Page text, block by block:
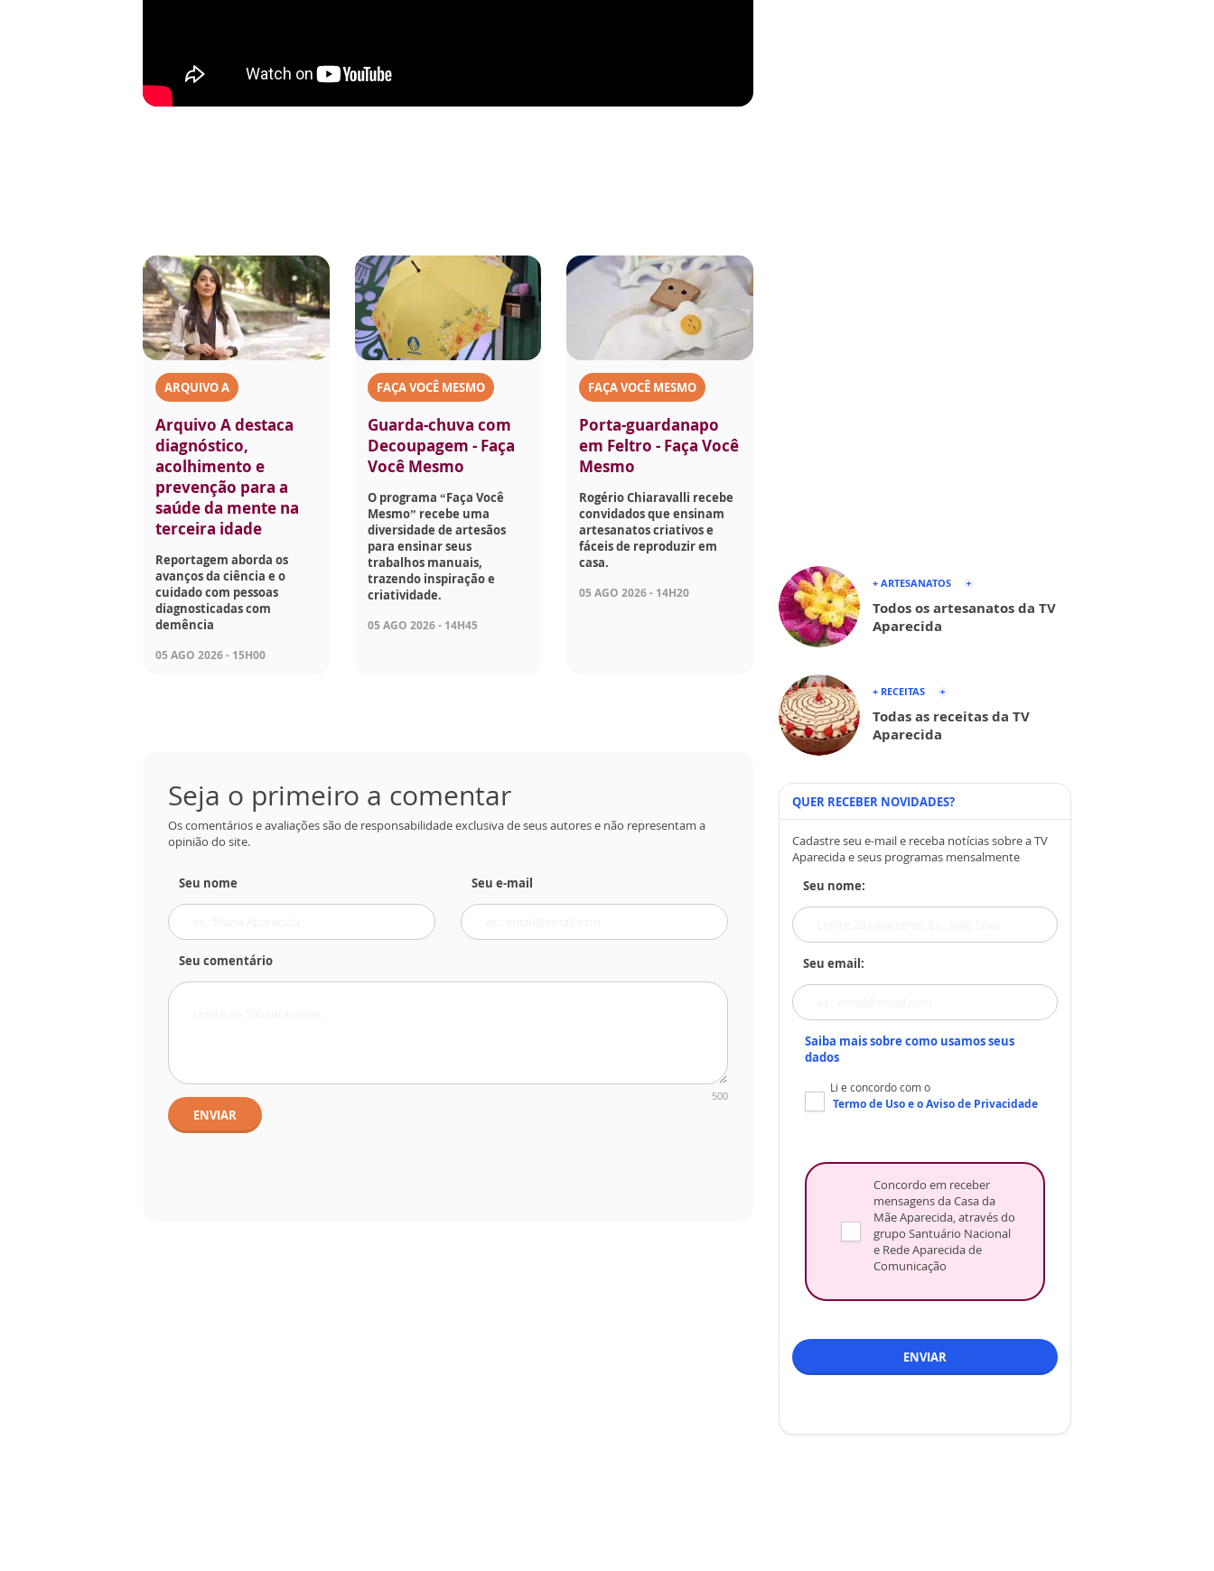
ARQUIVO A
Arquivo A destaca
diagnóstico,
acolhimento e
prevenção para a
saúde da mente na
terceira idade
Reportagem aborda os
avanços da ciência e o
cuidado com pessoas
diagnosticadas com
demência
05 AGO 2026 - 15H00
FAÇA VOCÊ MESMO
Guarda-chuva com
Decoupagem - Faça
Você Mesmo
O programa “Faça Você
Mesmo” recebe uma
diversidade de artesãos
para ensinar seus
trabalhos manuais,
trazendo inspiração e
criatividade.
05 AGO 2026 - 14H45
FAÇA VOCÊ MESMO
Porta-guardanapo
em Feltro - Faça Você
Mesmo
Rogério Chiaravalli recebe
convidados que ensinam
artesanatos criativos e
fáceis de reproduzir em
casa.
05 AGO 2026 - 14H20
Seja o primeiro a comentar
Os comentários e avaliações são de responsabilidade exclusiva de seus autores e não representam a
opinião do site.
Seu nome Seu e-mail
Seu comentário
500
ENVIAR
+ ARTESANATOS
Todos os artesanatos da TV
Aparecida
+ RECEITAS
Todas as receitas da TV
Aparecida
QUER RECEBER NOVIDADES?
Cadastre seu e-mail e receba notícias sobre a TV
Aparecida e seus programas mensalmente
Seu nome:
Seu email:
Saiba mais sobre como usamos seus
dados
Li e concordo com o
Termo de Usoe oAviso de Privacidade
Concordo em receber
mensagens da Casa da
Mãe Aparecida, através do
grupo Santuário Nacional
e Rede Aparecida de
Comunicação
ENVIAR